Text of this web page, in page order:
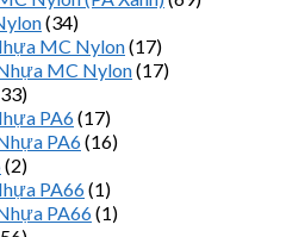
(34)
MC Nylon(17)
MC Nylon(17)
PA6(17)
PA6(16)
(2)
PA66(1)
PA66(1)